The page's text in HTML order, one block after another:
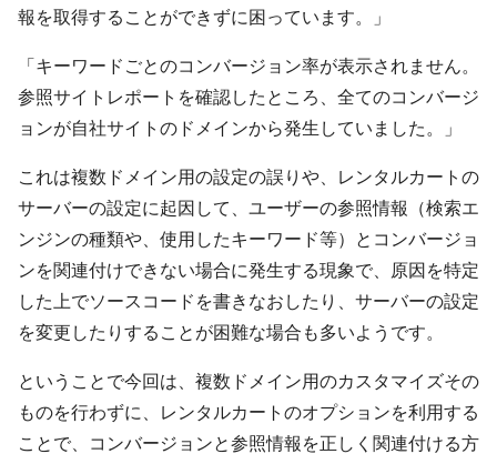
報を取得することができずに困っています。」
「キーワードごとのコンバージョン率が表示されません。
参照サイトレポートを確認したところ、全てのコンバージ
ョンが自社サイトのドメインから発生していました。」
これは複数ドメイン用の設定の誤りや、レンタルカートの
サーバーの設定に起因して、ユーザーの参照情報（検索エ
ンジンの種類や、使用したキーワード等）とコンバージョ
ンを関連付けできない場合に発生する現象で、原因を特定
した上でソースコードを書きなおしたり、サーバーの設定
を変更したりすることが困難な場合も多いようです。
ということで今回は、複数ドメイン用のカスタマイズその
ものを行わずに、レンタルカートのオプションを利用する
ことで、コンバージョンと参照情報を正しく関連付ける方